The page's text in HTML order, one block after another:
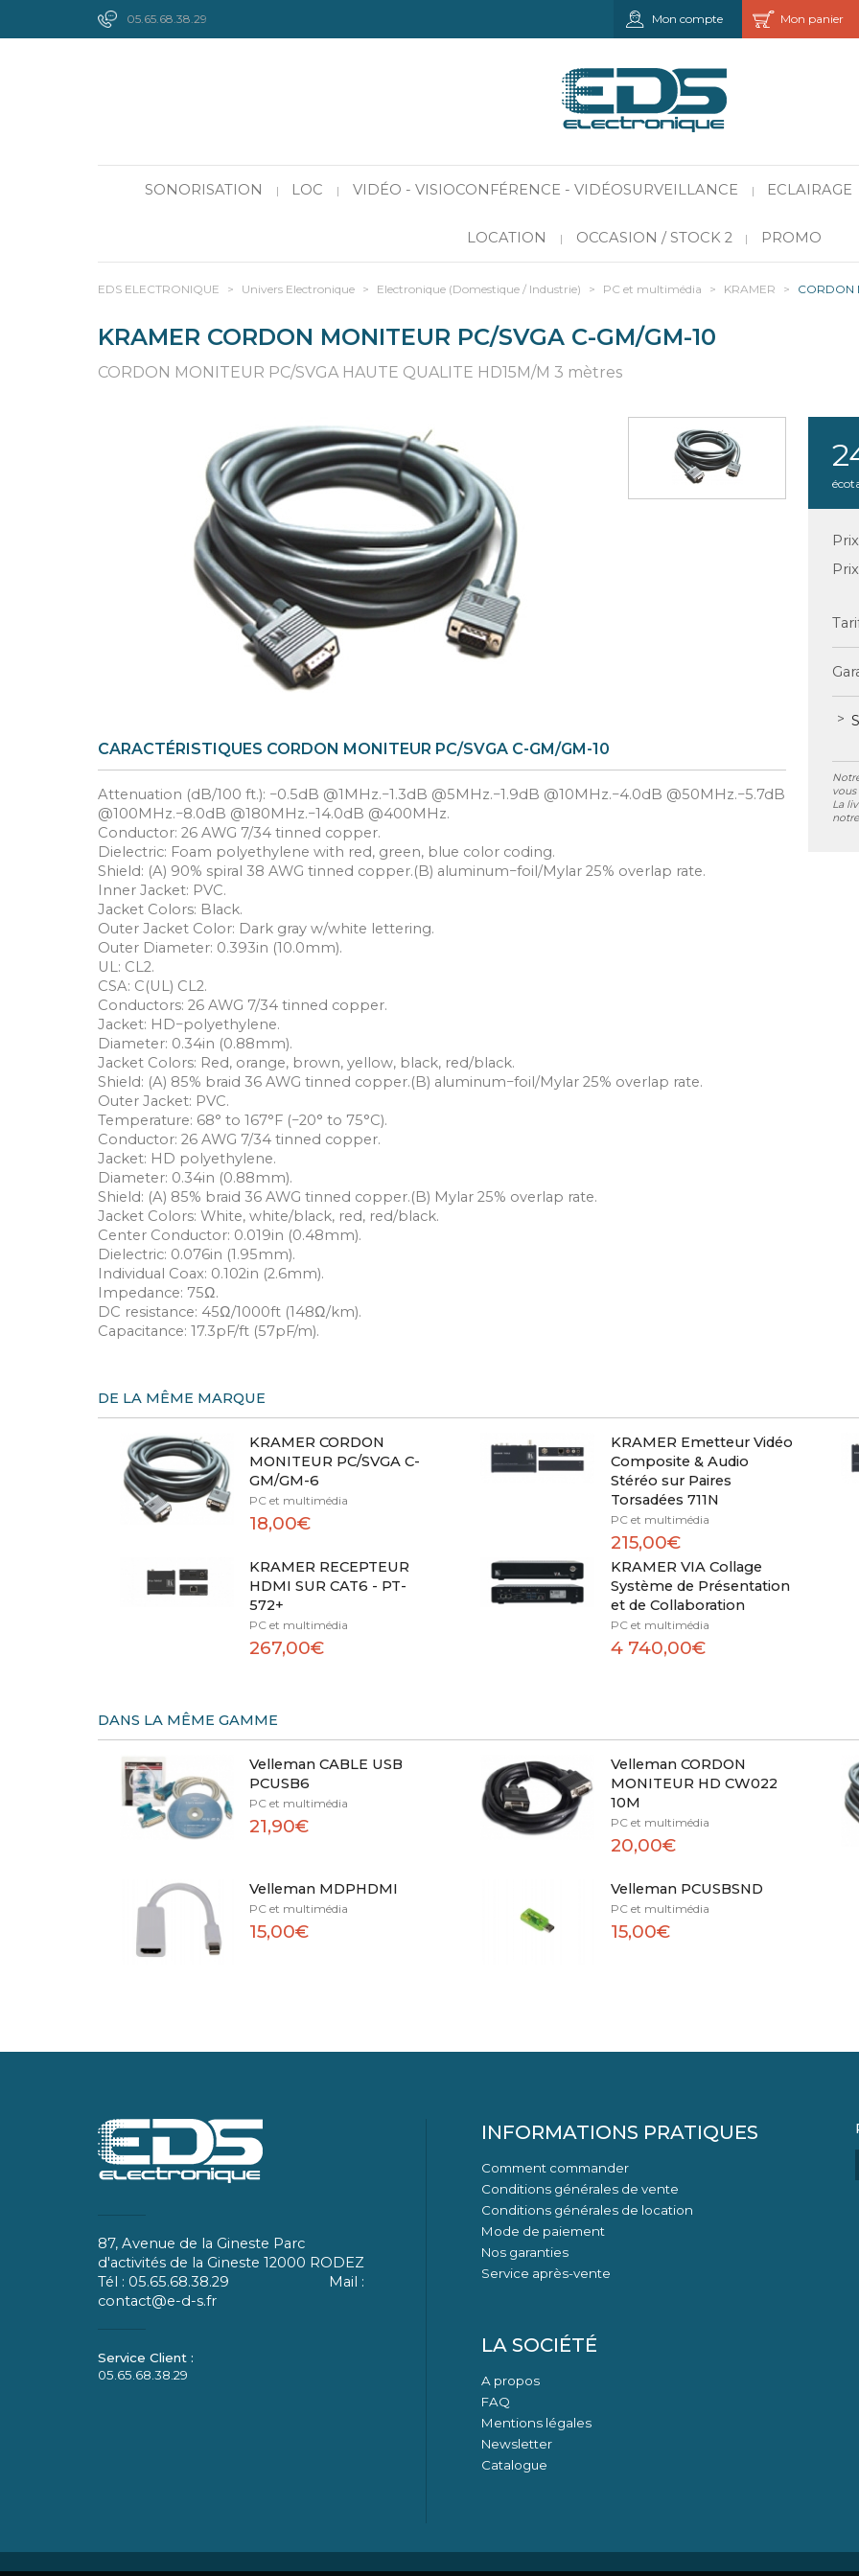
05.65.68.38.29 Mon panier
Mon compte
SONORISATION | LOC | VIDÉO - VISIOCONFÉRENCE - VIDÉOSURVEILLANCE | ECLAIRAGE
LOCATION | OCCASION / STOCK 2 | PROMO
EDS ELECTRONIQUE > Univers Electronique > Electronique (Domestique / Industrie) > PC et multimédia > KRAMER > CORDON
KRAMER CORDON MONITEUR PC/SVGA C-GM/GM-10
CORDON MONITEUR PC/SVGA HAUTE QUALITE HD15M/M 3 mètres
La
CARACTÉRISTIQUES CORDON MONITEUR PC/SVGA C-GM/GM-10
Attenuation (dB/100 ft.): −0.5dB @1MHz.−1.3dB @5MHz.−1.9dB @10MHz.−4.0dB @50MHz.−5.7dB
@100MHz.−8.0dB @180MHz.−14.0dB @400MHz.
Conductor: 26 AWG 7/34 tinned copper.
Dielectric: Foam polyethylene with red, green, blue color coding.
Shield: (A) 90% spiral 38 AWG tinned copper.(B) aluminum−foil/Mylar 25% overlap rate.
Inner Jacket: PVC.
Jacket Colors: Black.
Outer Jacket Color: Dark gray w/white lettering.
Outer Diameter: 0.393in (10.0mm).
UL: CL2.
CSA: C(UL) CL2.
Conductors: 26 AWG 7/34 tinned copper.
Jacket: HD−polyethylene.
Diameter: 0.34in (0.88mm).
Jacket Colors: Red, orange, brown, yellow, black, red/black.
Shield: (A) 85% braid 36 AWG tinned copper.(B) aluminum−foil/Mylar 25% overlap rate.
Outer Jacket: PVC.
Temperature: 68° to 167°F (−20° to 75°C).
Conductor: 26 AWG 7/34 tinned copper.
Jacket: HD polyethylene.
Diameter: 0.34in (0.88mm).
Shield: (A) 85% braid 36 AWG tinned copper.(B) Mylar 25% overlap rate.
Jacket Colors: White, white/black, red, red/black.
Center Conductor: 0.019in (0.48mm).
Dielectric: 0.076in (1.95mm).
Individual Coax: 0.102in (2.6mm).
Impedance: 75Ω.
DC resistance: 45Ω/1000ft (148Ω/km).
Capacitance: 17.3pF/ft (57pF/m).
DE LA MÊME MARQUE
KRAMER CORDON
MONITEUR PC/SVGA C-
GM/GM-6
PC et multimédia
18,00€
KRAMER Emetteur Vidéo
Composite & Audio
Stéréo sur Paires
Torsadées 711N
PC et multimédia
215,00€
KRAMER RECEPTEUR
HDMI SUR CAT6 - PT-
572+
PC et multimédia
267,00€
KRAMER VIA Collage
Système de Présentation
et de Collaboration
PC et multimédia
4 740,00€
DANS LA MÊME GAMME
Velleman CABLE USB
PCUSB6
PC et multimédia
21,90€
Velleman CORDON
MONITEUR HD CW022
10M
PC et multimédia
20,00€
Velleman MDPHDMI
PC et multimédia
15,00€
Velleman PCUSBSND
PC et multimédia
15,00€
87, Avenue de la Gineste Parc
d'activités de la Gineste 12000 RODEZ
Tél : 05.65.68.38.29 Mail :
contact@e-d-s.fr
05.65.68.38.29
INFORMATIONS PRATIQUES
Comment commander
Conditions générales de vente
Conditions générales de location
Mode de paiement
Nos garanties
Service après-vente
LA SOCIÉTÉ
A propos
FAQ
Mentions légales
Newsletter
Catalogue